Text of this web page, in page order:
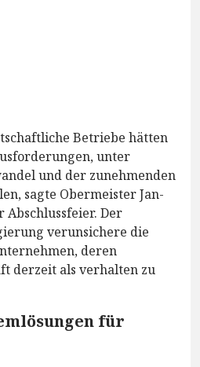
Betriebe hätten
unter
und der zunehmenden
sagte Obermeister Jan-
Abschlussfeier. Der
verunsichere die
deren
derzeit als verhalten zu
für